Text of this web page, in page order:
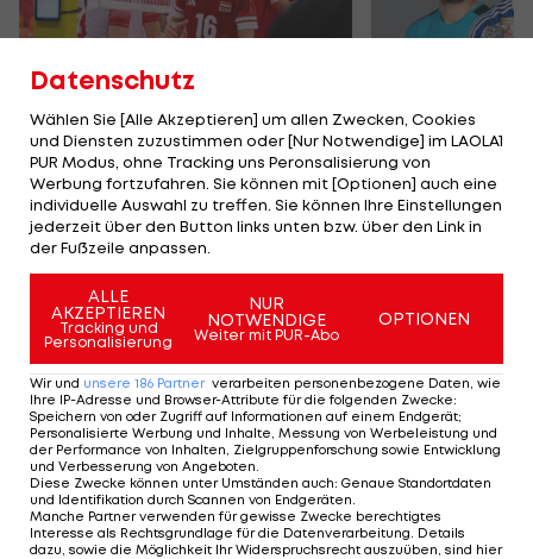
Karrieresprung! ÖVV-
Teamspieler wechselt
in Topliga
Sport-Mix
Die
Tormänner
Geschichte
Fußball
TEILEN
KOMMENTARE
Datenschutz
Wählen Sie [Alle Akzeptieren] um allen Zwecken, Cookies
und Diensten zuzustimmen oder [Nur Notwendige] im LAOLA1
PUR Modus, ohne Tracking uns Peronsalisierung von
Werbung fortzufahren. Sie können mit [Optionen] auch eine
individuelle Auswahl zu treffen. Sie können Ihre Einstellungen
jederzeit über den Button links unten bzw. über den Link in
der Fußzeile anpassen.
ALLE
AKZEPTIEREN
Tracking und
Personalisierung
NUR
NOTWENDIGE
Weiter mit PUR-Abo
OPTIONEN
Wir und unsere 186 Partner verarbeiten personenbezogene Daten, wie
Ihre IP-Adresse und Browser-Attribute für die folgenden Zwecke:
Speichern von oder Zugriff auf Informationen auf einem Endgerät;
Personalisierte Werbung und Inhalte, Messung von Werbeleistung und
der Performance von Inhalten, Zielgruppenforschung sowie Entwicklung
und Verbesserung von Angeboten.
Diese Zwecke können unter Umständen auch: Genaue Standortdaten
und Identifikation durch Scannen von Endgeräten.
Manche Partner verwenden für gewisse Zwecke berechtigtes
Interesse als Rechtsgrundlage für die Datenverarbeitung. Details
dazu, sowie die Möglichkeit Ihr Widerspruchsrecht auszuüben, sind hier